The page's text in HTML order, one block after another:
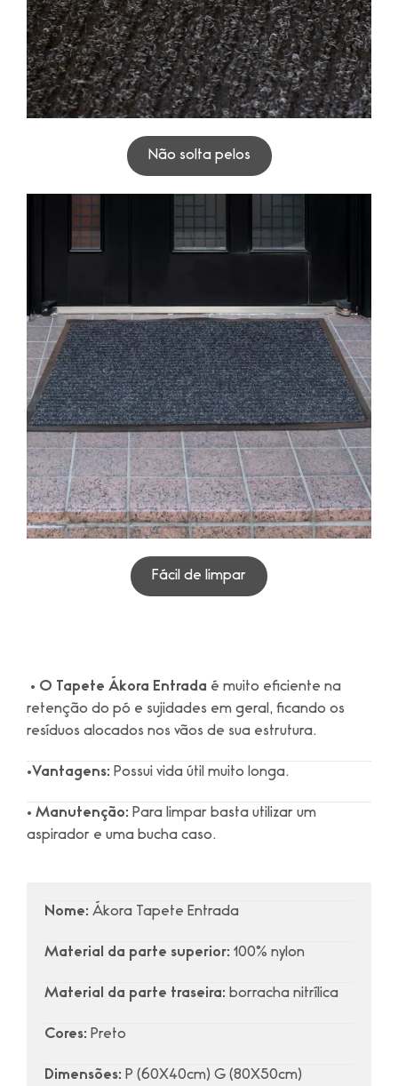
Não solta pelos
Fácil de limpar
• O Tapete Ákora Entrada é muito eficiente na
retenção do pó e sujidades em geral, ficando os
resíduos alocados nos vãos de sua estrutura.
•Vantagens: Possui vida útil muito longa.
• Manutenção: Para limpar basta utilizar um
aspirador e uma bucha caso.
Nome: Ákora Tapete Entrada
Material da parte superior: 100% nylon
Material da parte traseira: borracha nitrílica
Cores: Preto
Dimensões: P (60X40cm) G (80X50cm)